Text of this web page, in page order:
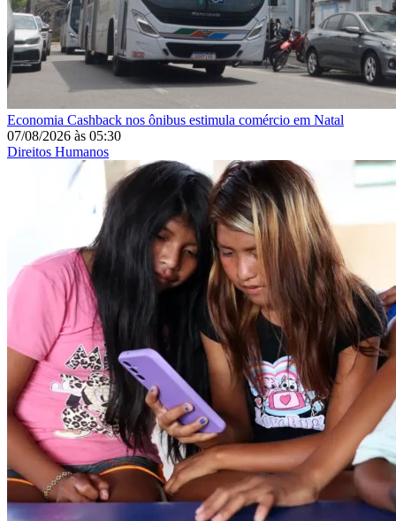
Economia Cashback nos ônibus estimula comércio em Natal
07/08/2026 às 05:30
Direitos Humanos